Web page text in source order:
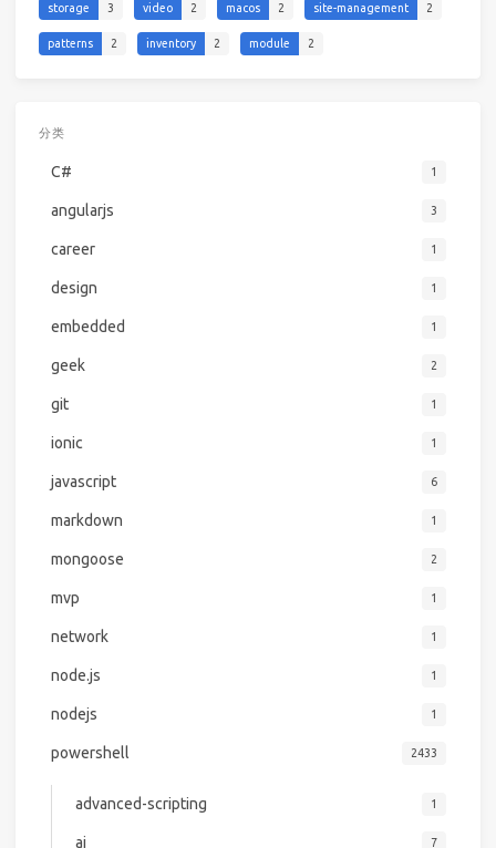
storage 3 video 2 macos 2 site-management 2
patterns 2 inventory 2 module 2
分类
C# 1
angularjs 3
career 1
design 1
embedded 1
geek 2
git 1
ionic 1
javascript 6
markdown 1
mongoose 2
mvp 1
network 1
node.js 1
nodejs 1
powershell 2433
advanced-scripting 1
ai 7